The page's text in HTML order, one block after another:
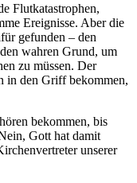
Flutkatastrophen,
Ereignisse. Aber die
gefunden – den
wahren Grund, um
zu müssen. Der
in den Griff bekommen,
bekommen, bis
Gott hat damit
unserer